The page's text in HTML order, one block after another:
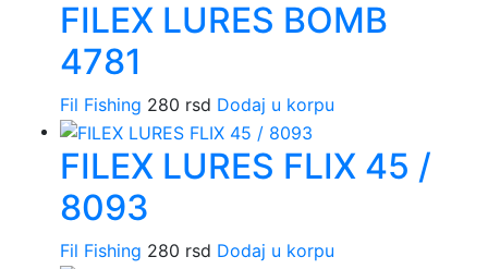
FILEX LURES BOMB
4781
Fil Fishing 280 rsd Dodaj u korpu
FILEX LURES FLIX 45 /
8093
Fil Fishing 280 rsd Dodaj u korpu